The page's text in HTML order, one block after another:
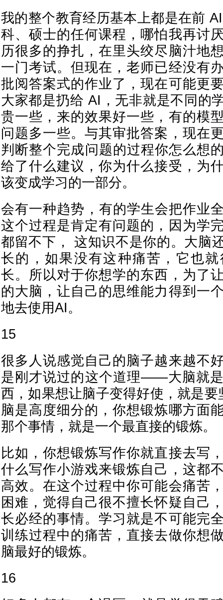
我的整个教育经历基本上都是在前
科、硕士的任何课程，哪怕我再讨
历很多的挣扎，在里头绞尽脑汁地
一门考试。但现在，老师已经没有
批阅答案式的作业了，现在可能更
大家都是扔给 AI，无非就是不同的
贵一些，来的效果好一些，有的模
问题多一些。与其审批答案，现在
判断整个完成问题的过程你怎么想
给了什么建议，你为什么接受，为
该变成学习的一部分。
会有一种趋势，有的学生会把作业
这个过程是肯定有问题的，因为学
都留不下， 这知识不是你的。大脑
长的，如果没有这种痛苦，它也
长。所以对于你想学的东西，为了
的大脑，让自己的思维能力得到一
地去使用AI。
15
很多人说感觉自己的脑子越来越不
是刚才说过的这个道理——大脑就
西，如果想让脑子变得好使，就是要
脑是高度细分的，你想锻炼哪方面
那个事情，就是一个最直接的锻炼。
比如，你想锻炼写作你就直接去写
什么写作小游戏来锻炼自己，这都
高效。在这个过程中你可能会痛苦
困难，觉得自己很不擅长怀疑自己
长必经的事情。学习就是不可能完
训练过程中的痛苦，直接去做你想
脑最好的锻炼。
16